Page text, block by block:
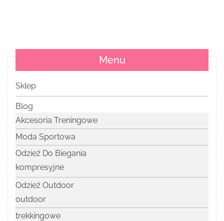
Menu
Sklep
Blog
Akcesoria Treningowe
Moda Sportowa
Odzież Do Biegania
kompresyjne
Odzież Outdoor
outdoor
trekkingowe